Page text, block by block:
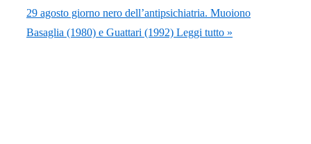
29 agosto giorno nero dell’antipsichiatria. Muoiono
Basaglia (1980) e Guattari (1992) Leggi tutto »